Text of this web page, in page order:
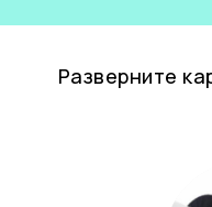
Разверните